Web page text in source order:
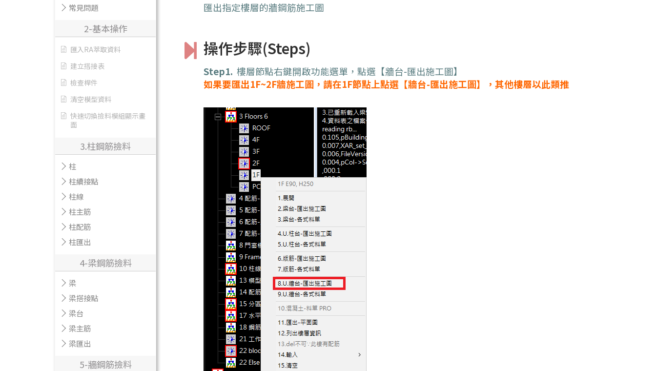
常見問題
2-基本操作
匯入RA萃取資料
建立搭接表
檢查桿件
清空模型資料
快速切換撿料模組顯示畫
面
3.柱鋼筋撿料
柱
柱續接點
柱線
柱主筋
柱配筋
柱匯出
4-梁鋼筋撿料
梁
梁搭接點
梁台
梁主筋
梁匯出
5-牆鋼筋撿料
匯出指定樓層的牆鋼筋施工圖
操作步驟(Steps)
Step1. 樓層節點右鍵開啟功能選單，點選【牆台-匯出施工圖】
如果要匯出1F~2F牆施工圖，請在1F節點上點選【牆台-匯出施工圖】，其他樓層以此類推